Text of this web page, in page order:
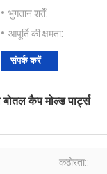
भुगतान शर्तें:
आपूर्ति की क्षमता:
संपर्क करें
कैप मोल्ड पार्ट्स
कठोरता::